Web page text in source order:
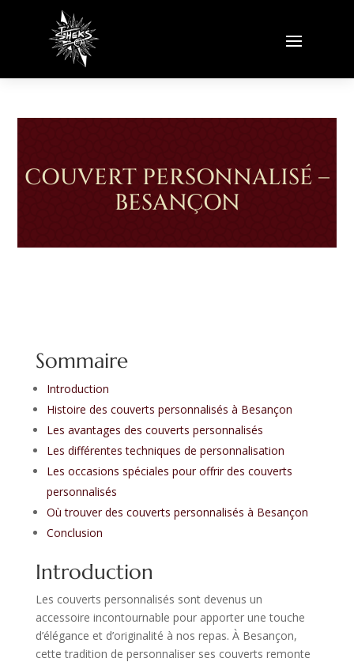
COUVERT PERSONNALISÉ –
BESANÇON
Sommaire
Introduction
Histoire des couverts personnalisés à Besançon
Les avantages des couverts personnalisés
Les différentes techniques de personnalisation
Les occasions spéciales pour offrir des couverts
personnalisés
Où trouver des couverts personnalisés à Besançon
Conclusion
Introduction
Les couverts personnalisés sont devenus un
accessoire incontournable pour apporter une touche
d’élégance et d’originalité à nos repas. À Besançon,
cette tradition de personnaliser ses couverts remonte